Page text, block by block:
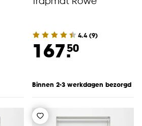
4.4(9)
167.50
Binnen 2-3 werkdagen bezorgd